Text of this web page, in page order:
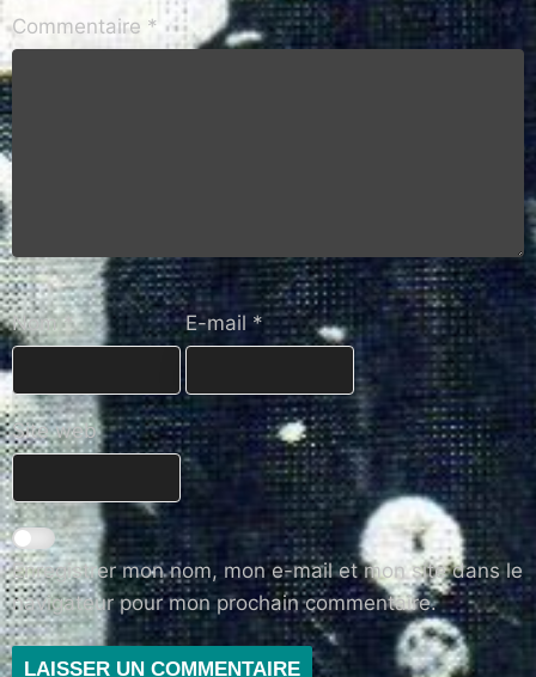
Commentaire *
Nom* E-mail *
Site web
Enregistrer mon nom, mon e-mail et mon site dans le
navigateur pour mon prochain commentaire.